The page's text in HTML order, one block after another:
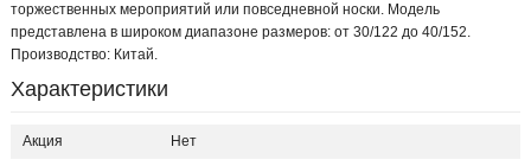
торжественных мероприятий или повседневной носки. Модель
представлена в широком диапазоне размеров: от 30/122 до 40/152.
Производство: Китай.
Характеристики
Акция Нет